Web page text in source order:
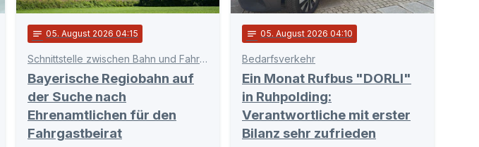
notes 05. August 2026 04:15
Schnittstelle zwischen Bahn und Fahrgästen
Bayerische Regiobahn auf
der Suche nach
Ehrenamtlichen für den
Fahrgastbeirat
notes 05. August 2026 04:10
Bedarfsverkehr
Ein Monat Rufbus "DORLI"
in Ruhpolding:
Verantwortliche mit erster
Bilanz sehr zufrieden